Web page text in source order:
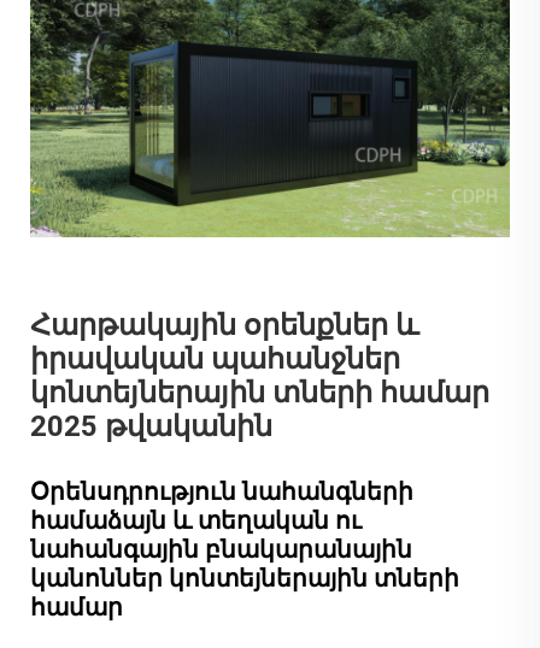
Հարթակային օրենքներ և
իրավական պահանջներ
կոնտեյներային տների համար
2025 թվականին
Օրենսդրություն նահանգների
համաձայն և տեղական ու
նահանգային բնակարանային
կանոններ կոնտեյներային տների
համար